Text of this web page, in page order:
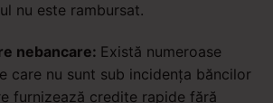
nu este rambursat.
nebancare: Există numeroase
care nu sunt sub incidența băncilor
furnizează credite rapide fără